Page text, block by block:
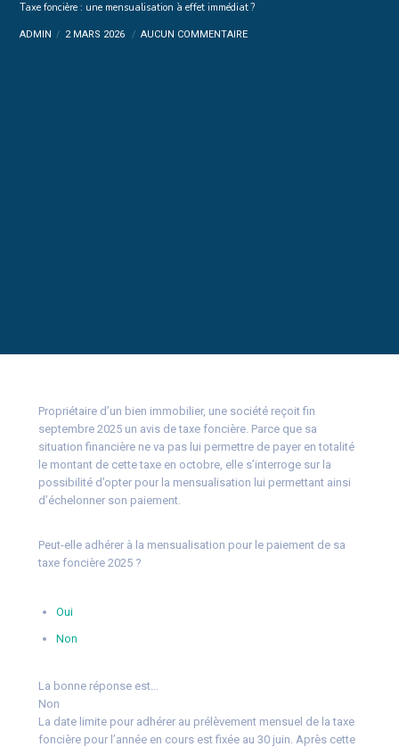
Taxe foncière : une mensualisation à effet immédiat ?
ADMIN 2 MARS 2026 AUCUN COMMENTAIRE
Propriétaire d’un bien immobilier, une société reçoit fin
septembre 2025 un avis de taxe foncière. Parce que sa
situation financière ne va pas lui permettre de payer en totalité
le montant de cette taxe en octobre, elle s’interroge sur la
possibilité d’opter pour la mensualisation lui permettant ainsi
d’échelonner son paiement.
Peut-elle adhérer à la mensualisation pour le paiement de sa
taxe foncière 2025 ?
Oui
Non
La bonne réponse est…
Non
La date limite pour adhérer au prélèvement mensuel de la taxe
foncière pour l’année en cours est fixée au 30 juin. Après cette